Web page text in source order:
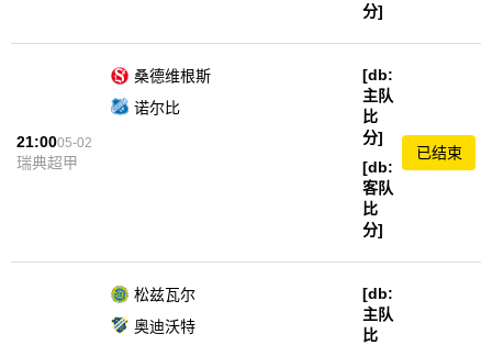
分]
21:0005-02
瑞典超甲
桑德维根斯
[db:
主队
比
分]
[db:
客队
比
分]
诺尔比
已结束
松兹瓦尔
[db:
主队
比
奥迪沃特